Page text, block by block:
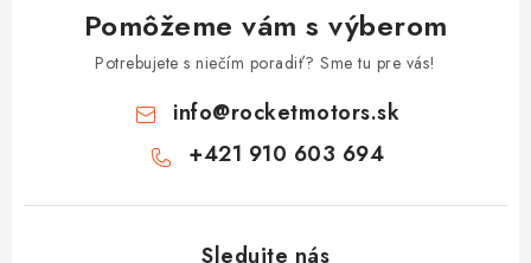
Pomôžeme vám s výberom
Potrebujete s niečím poradiť? Sme tu pre vás!
info@rocketmotors.sk
+421 910 603 694